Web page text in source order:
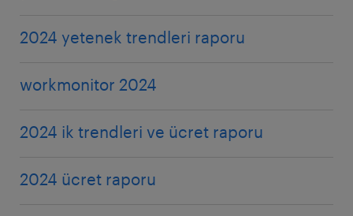
2024 yetenek trendleri raporu
workmonitor 2024
2024 ik trendleri ve ücret raporu
2024 ücret raporu